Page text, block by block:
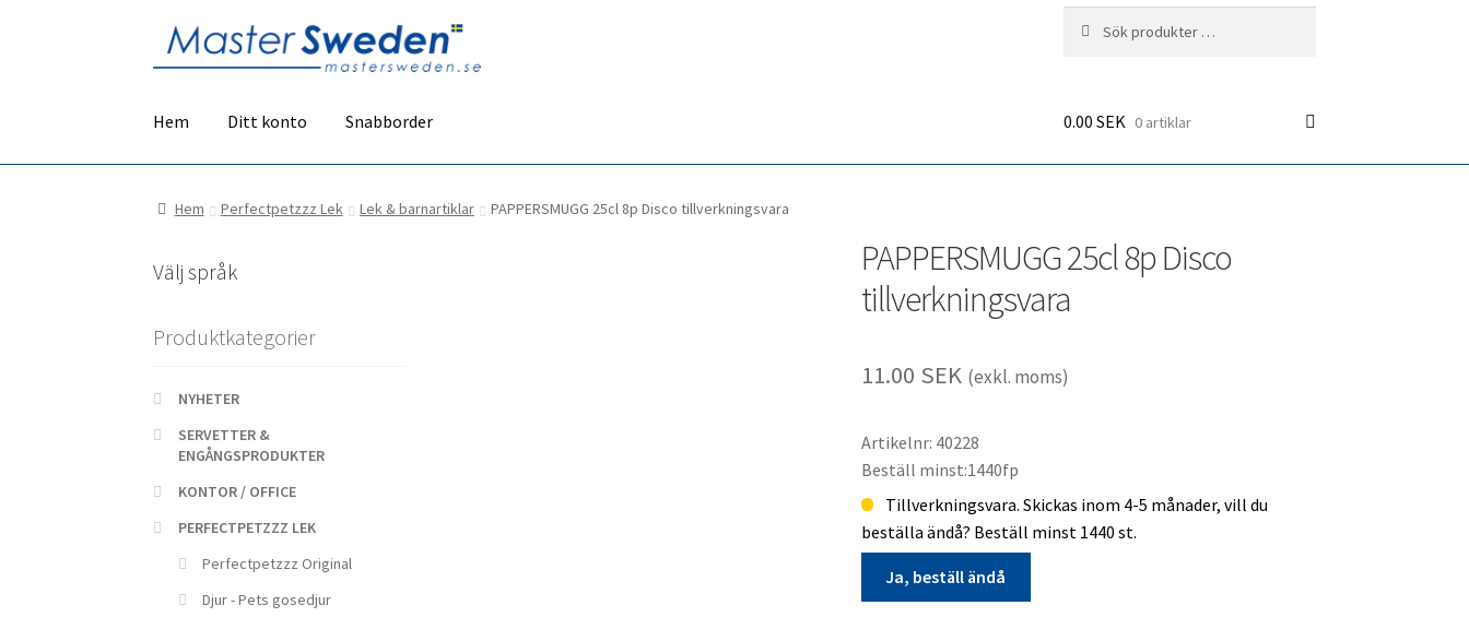
till
navigering
till
innehåll
efter:
Hem Ditt konto Snabborder 0.00 SEK 0 artiklar
Hem Perfectpetzzz Lek Lek & barnartiklar PAPPERSMUGG 25cl 8p Disco tillverkningsvara
PAPPERSMUGG 25cl 8p Disco
tillverkningsvara
11.00 SEK (exkl. moms)
Artikelnr: 40228
Beställ minst:1440fp
Tillverkningsvara. Skickas inom 4-5 månader, vill du
beställa ändå? Beställ minst 1440 st.
Ja, beställ ändå
Välj språk
Produktkategorier
NYHETER
SERVETTER &
ENGÅNGSPRODUKTER
KONTOR / OFFICE
PERFECTPETZZZ LEK
Perfectpetzzz Original
Djur - Pets gosedjur